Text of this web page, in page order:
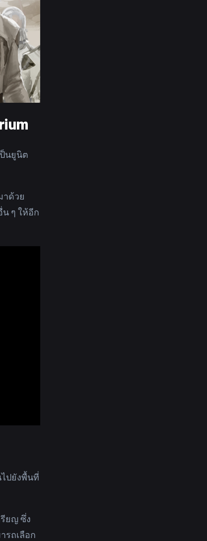
ป็นยูนิต
าด้วย
ๆ ให้อีก
ไปยังพื้นที่
รียญ ซึ่ง
รถเลือก